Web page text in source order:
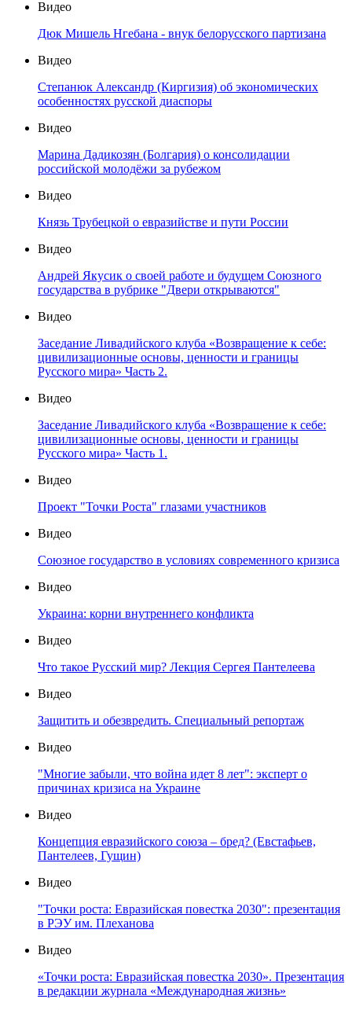
Видео
Дюк Мишель Нгебана - внук белорусского партизана
Видео
Степанюк Александр (Киргизия) об экономических
особенностях русской диаспоры
Видео
Марина Дадикозян (Болгария) о консолидации
российской молодёжи за рубежом
Видео
Князь Трубецкой о евразийстве и пути России
Видео
Андрей Якусик о своей работе и будущем Союзного
государства в рубрике "Двери открываются"
Видео
Заседание Ливадийского клуба «Возвращение к себе:
цивилизационные основы, ценности и границы
Русского мира» Часть 2.
Видео
Заседание Ливадийского клуба «Возвращение к себе:
цивилизационные основы, ценности и границы
Русского мира» Часть 1.
Видео
Проект "Точки Роста" глазами участников
Видео
Союзное государство в условиях современного кризиса
Видео
Украина: корни внутреннего конфликта
Видео
Что такое Русский мир? Лекция Сергея Пантелеева
Видео
Защитить и обезвредить. Специальный репортаж
Видео
"Многие забыли, что война идет 8 лет": эксперт о
причинах кризиса на Украине
Видео
Концепция евразийского союза – бред? (Евстафьев,
Пантелеев, Гущин)
Видео
"Точки роста: Евразийская повестка 2030": презентация
в РЭУ им. Плеханова
Видео
«Точки роста: Евразийская повестка 2030». Презентация
в редакции журнала «Международная жизнь»